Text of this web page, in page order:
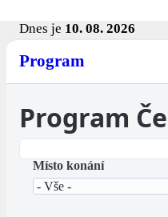
Dnes je 10. 08. 2026
Program
Program
Místo konání